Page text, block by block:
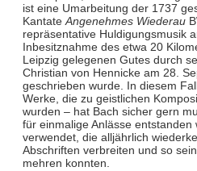
ist eine Umarbeitung der 1737
KantateAngenehmes Wiederau
repräsentative Huldigungsmusik
Inbesitznahme des etwa 20
Leipzig gelegenen Gutes durch
Christian von Hennicke am 28.
geschrieben wurde. In diesem
Werke, die zu geistlichen
wurden – hat Bach sicher gern
für einmalige Anlässe entstanden
verwendet, die alljährlich
Abschriften verbreiten und so
mehren konnten.